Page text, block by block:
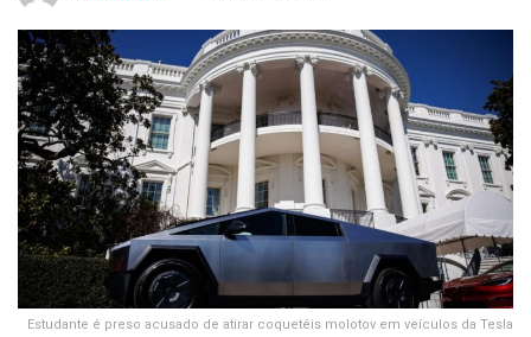
Estudante é preso acusado de atirar coquetéis molotov em veículos da Tesla